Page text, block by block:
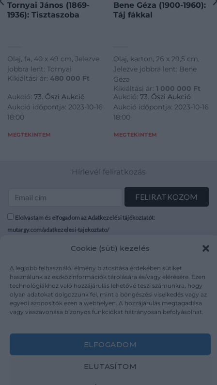
Cookie (süti) kezelés
A legjobb felhasználói élmény biztosítása érdekében sütiket
használunk az eszközinformációk tárolására és/vagy elérésére. Ezen
technológiákhoz való hozzájárulás lehetővé teszi számunkra, hogy
olyan adatokat dolgozzunk fel, mint a böngészési viselkedés vagy az
egyedi azonosítók ezen a webhelyen. A hozzájárulás megtagadása
vagy visszavonása bizonyos funkciókat hátrányosan befolyásolhat.
ELFOGADOM
ELUTASÍTOM
Tornyai János (1869-
1936): Tisztaszoba
Olaj, fa, 40 x 49 cm, Jelezve
jobbra lent: Tornyai
Kikiáltási ár: 480 000 Ft
Aukció: 73. Őszi Aukció
Aukció időpontja: 2023-10-16
18:00
MEGTEKINTEM
Bene Géza (1900-1960):
Táj fákkal
Olaj, karton, 26 x 29,5 cm,
Jelezve jobbra lent: Bene
Géza
Kikiáltási ár: 1 000 000 Ft
Aukció: 73. Őszi Aukció
Aukció időpontja: 2023-10-16
18:00
MEGTEKINTEM
Hírlevél feliratkozás
Elolvastam és elfogadom az Adatkezelési tájékoztatót:
mutargy.com/adatkezelesi-tajekoztato/
Médiaajánlat
Karrier
Kapcsolat
Áraink
ÁSZF
Adatvédelem
Impresszum